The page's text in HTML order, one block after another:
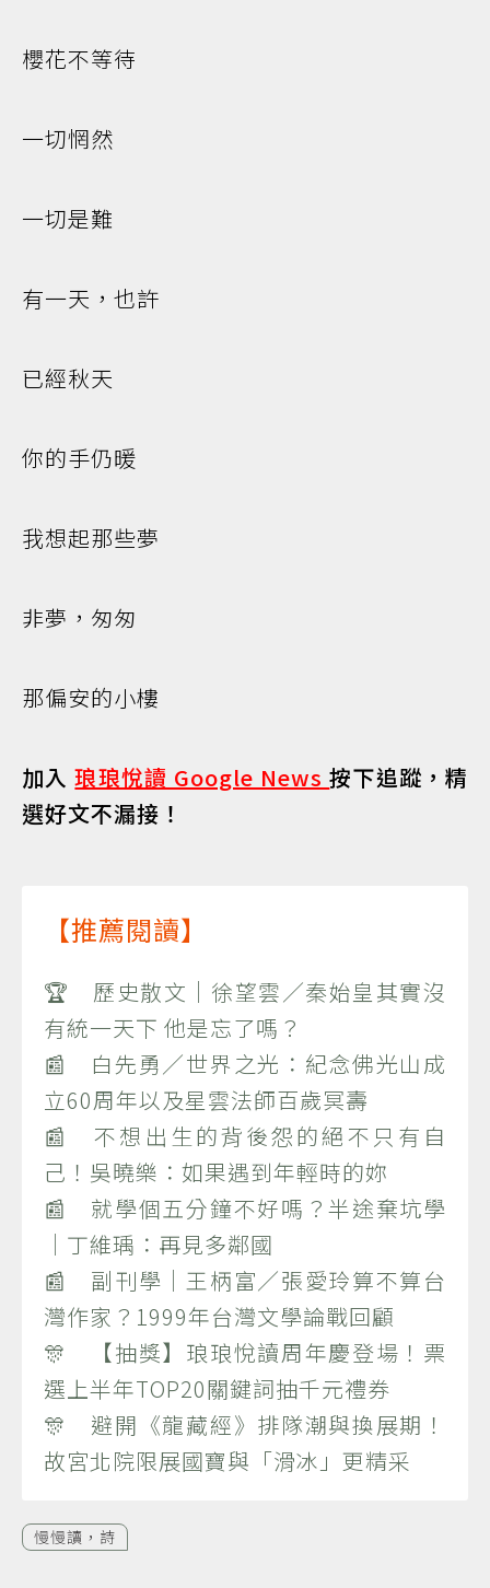
櫻花不等待
一切惘然
一切是難
有一天，也許
已經秋天
你的手仍暖
我想起那些夢
非夢，匆匆
那偏安的小樓
加入琅琅悅讀 Google News按下追蹤，精
選好文不漏接！
【推薦閱讀】
🏆 歷史散文｜徐望雲／秦始皇其實沒
有統一天下 他是忘了嗎？
📰 白先勇／世界之光：紀念佛光山成
立60周年以及星雲法師百歲冥壽
📰 不想出生的背後怨的絕不只有自
己！吳曉樂：如果遇到年輕時的妳
📰 就學個五分鐘不好嗎？半途棄坑學
｜丁維瑀：再見多鄰國
📰 副刊學｜王柄富／張愛玲算不算台
灣作家？1999年台灣文學論戰回顧
🎊 【抽獎】琅琅悅讀周年慶登場！票
選上半年TOP20關鍵詞抽千元禮券
🎊 避開《龍藏經》排隊潮與換展期！
故宮北院限展國寶與「滑冰」更精采
慢慢讀，詩